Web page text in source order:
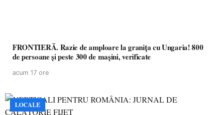
FRONTIERĂ. Razie de amploare la granița cu Ungaria! 800
de persoane și peste 300 de mașini, verificate
acum 17 ore
LOCALE